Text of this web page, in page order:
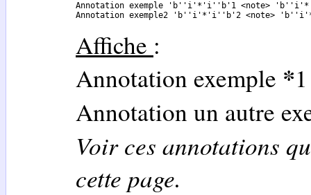
Annotation exemple 'b''i'*'i''b'1 <note>
Annotation exemple2 'b''i'*'i''b'2 <note>
Affiche :
Annotation exemple *1
Annotation un autre
Voir ces annotations
cette page.